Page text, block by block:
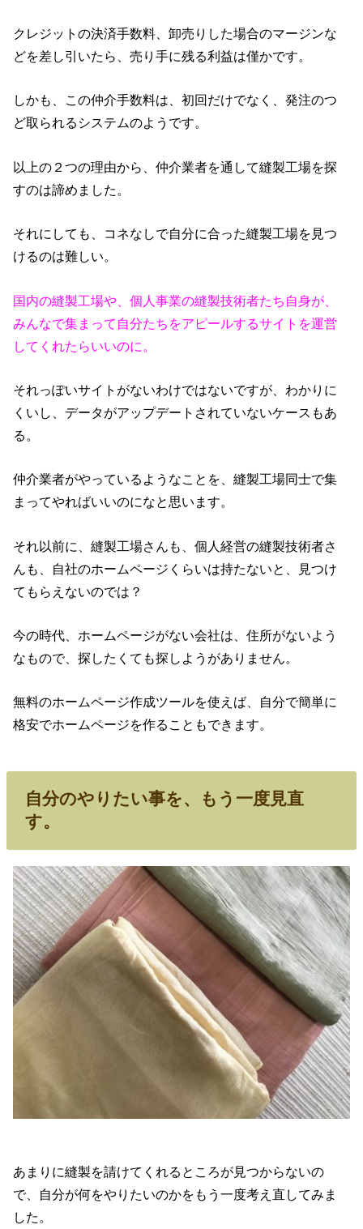
クレジットの決済手数料、卸売りした場合のマージンな
どを差し引いたら、売り手に残る利益は僅かです。
しかも、この仲介手数料は、初回だけでなく、発注のつ
ど取られるシステムのようです。
以上の２つの理由から、仲介業者を通して縫製工場を探
すのは諦めました。
それにしても、コネなしで自分に合った縫製工場を見つ
けるのは難しい。
国内の縫製工場や、個人事業の縫製技術者たち自身が、
みんなで集まって自分たちをアピールするサイトを運営
してくれたらいいのに。
それっぽいサイトがないわけではないですが、わかりに
くいし、データがアップデートされていないケースもあ
る。
仲介業者がやっているようなことを、縫製工場同士で集
まってやればいいのになと思います。
それ以前に、縫製工場さんも、個人経営の縫製技術者さ
んも、自社のホームページくらいは持たないと、見つけ
てもらえないのでは？
今の時代、ホームページがない会社は、住所がないよう
なもので、探したくても探しようがありません。
無料のホームページ作成ツールを使えば、自分で簡単に
格安でホームページを作ることもできます。
自分のやりたい事を、もう一度見直
す。
あまりに縫製を請けてくれるところが見つからないの
で、自分が何をやりたいのかをもう一度考え直してみま
した。